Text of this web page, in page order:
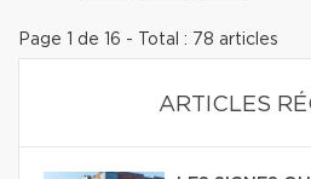
Page 1 de 16 - Total : 78 articles
ARTICLES